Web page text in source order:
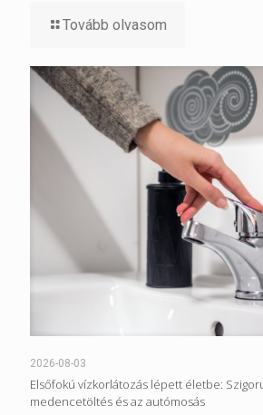
Tovább olvasom
2026-08-03
Elsőfokú vízkorlátozás lépett életbe:
medencetöltés és az autómosás